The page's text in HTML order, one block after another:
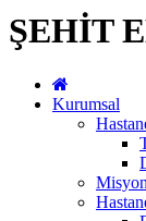
ŞEHİT
Kurumsal